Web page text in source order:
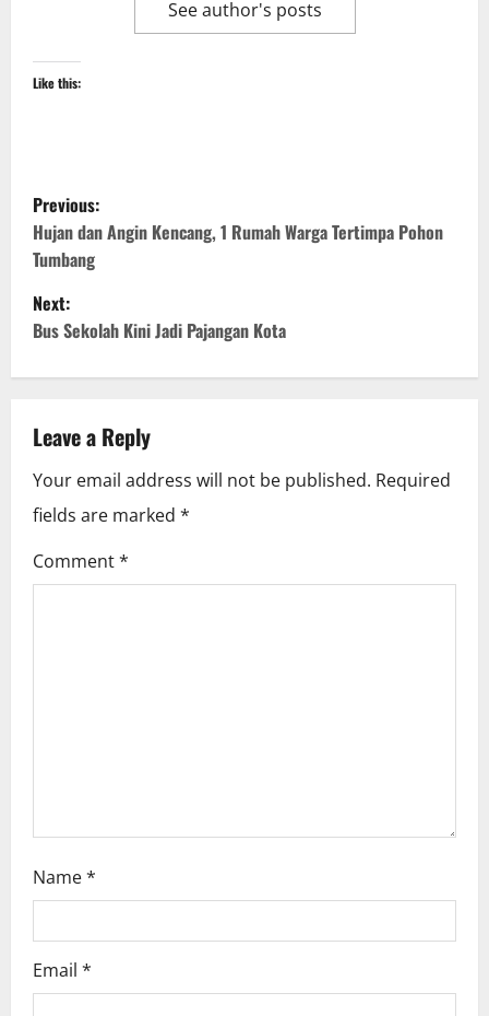
See author's posts
Like this:
P
o
s
t
n
a
v
i
g
Previous:
Hujan dan Angin Kencang, 1 Rumah Warga Tertimpa Pohon
Tumbang
Next:
Bus Sekolah Kini Jadi Pajangan Kota
Leave a Reply
Your email address will not be published. Required
fields are marked *
Comment*
Name*
Email *